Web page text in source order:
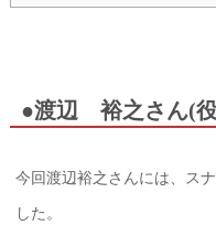
●渡辺 裕之さん(
今回渡辺裕之さんには、ス
した。